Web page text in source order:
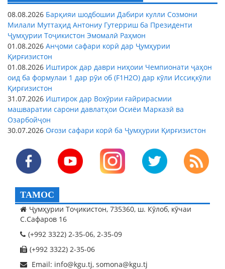
08.08.2026 Барқияи шодбошии Дабири кулли Созмони
Милали Муттаҳид Антониу Гутерриш ба Президенти
Ҷумҳурии Тоҷикистон Эмомалӣ Раҳмон
01.08.2026 Анҷоми сафари корӣ дар Ҷумҳурии
Қирғизистон
01.08.2026 Иштирок дар даври ниҳоии Чемпионати ҷаҳон
оид ба формулаи 1 дар рӯи об (F1H2O) дар кӯли Иссиқкӯли
Қирғизистон
31.07.2026 Иштирок дар Вохӯрии ғайрирасмии
машваратии сарони давлатҳои Осиёи Марказӣ ва
Озарбойҷон
30.07.2026 Оғози сафари корӣ ба Ҷумҳурии Қирғизистон
ТАМОС
Ҷумҳурии Тоҷикистон, 735360, ш. Кӯлоб, кӯчаи
С.Сафаров 16
(+992 3322) 2-35-06, 2-35-09
(+992 3322) 2-35-06
Email: info@kgu.tj, somona@kgu.tj